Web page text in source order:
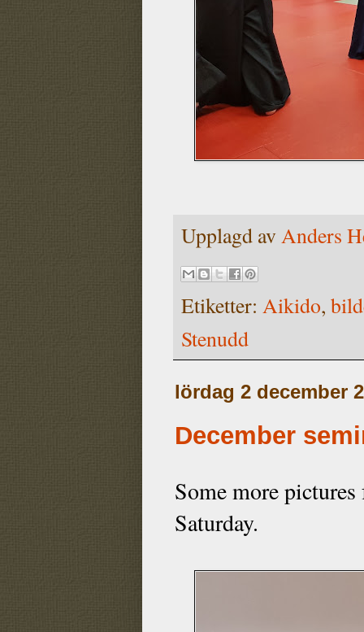
Upplagd avAnders
Etiketter: Aikido,
Stenudd
lördag 2 december
December
Some more
Saturday.